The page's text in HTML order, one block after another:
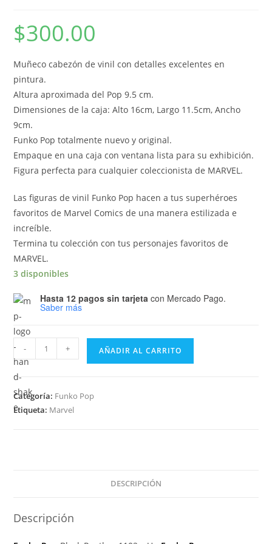
$300.00
Muñeco cabezón de vinil con detalles excelentes en
pintura.
Altura aproximada del Pop 9.5 cm.
Dimensiones de la caja: Alto 16cm, Largo 11.5cm, Ancho
9cm.
Funko Pop totalmente nuevo y original.
Empaque en una caja con ventana lista para su exhibición.
Figura perfecta para cualquier coleccionista de MARVEL.
Las figuras de vinil Funko Pop hacen a tus superhéroes
favoritos de Marvel Comics de una manera estilizada e
increíble.
Termina tu colección con tus personajes favoritos de
MARVEL.
3 disponibles
Hasta 12 pagos sin tarjeta con Mercado Pago.
Saber más
Funko
Pop
Black
Panther
Wakanda
- + AÑADIR AL CARRITO
Categoría: Funko Pop
Etiqueta: Marvel
DESCRIPCIÓN
Descripción